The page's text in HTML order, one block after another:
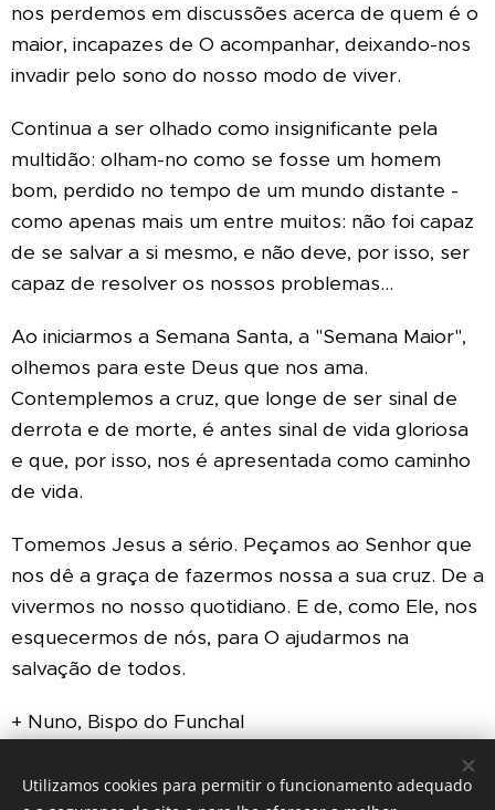
nos perdemos em discussões acerca de quem é o
maior, incapazes de O acompanhar, deixando-nos
invadir pelo sono do nosso modo de viver.
Continua a ser olhado como insignificante pela
multidão: olham-no como se fosse um homem
bom, perdido no tempo de um mundo distante -
como apenas mais um entre muitos: não foi capaz
de se salvar a si mesmo, e não deve, por isso, ser
capaz de resolver os nossos problemas...
Ao iniciarmos a Semana Santa, a "Semana Maior",
olhemos para este Deus que nos ama.
Contemplemos a cruz, que longe de ser sinal de
derrota e de morte, é antes sinal de vida gloriosa
e que, por isso, nos é apresentada como caminho
de vida.
Tomemos Jesus a sério. Peçamos ao Senhor que
nos dê a graça de fazermos nossa a sua cruz. De a
vivermos no nosso quotidiano. E de, como Ele, nos
esquecermos de nós, para O ajudarmos na
salvação de todos.
+ Nuno, Bispo do Funchal
Utilizamos cookies para permitir o funcionamento adequado